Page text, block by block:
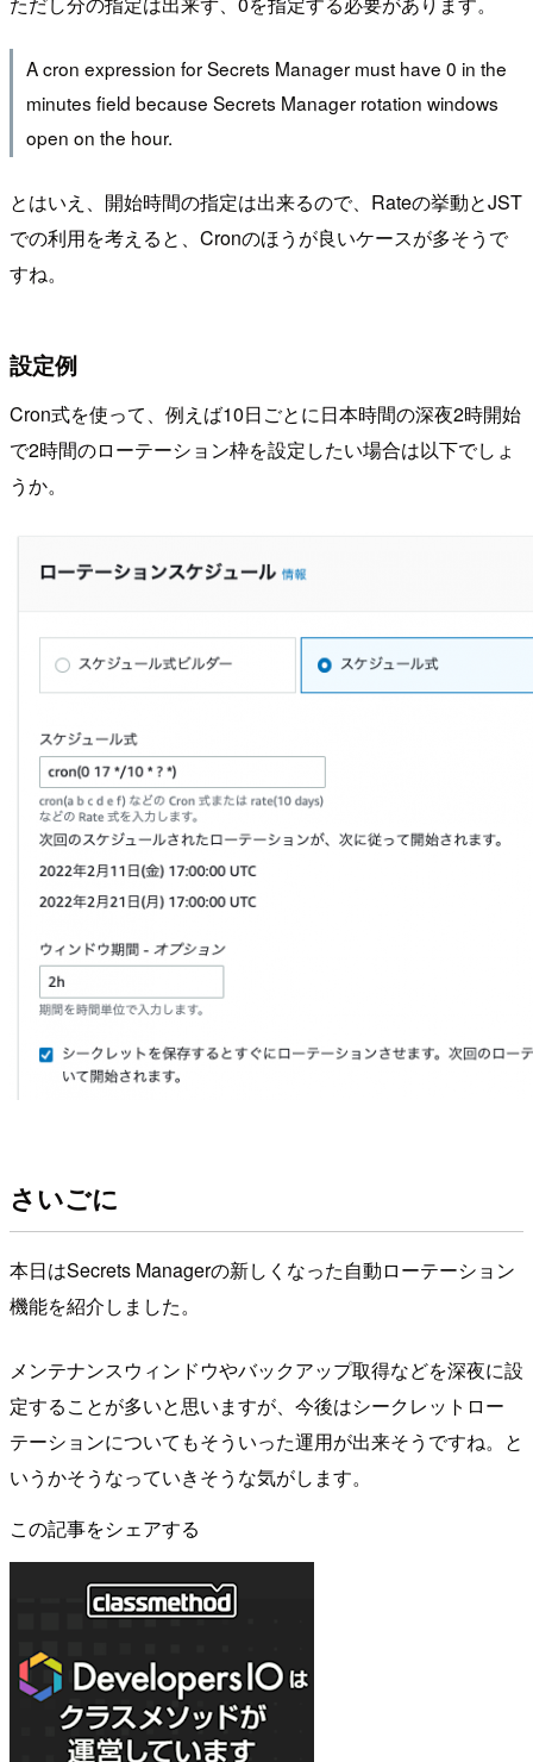
A cron expression for Secrets Manager must have 0 in the
minutes field because Secrets Manager rotation windows
open on the hour.
とはいえ、開始時間の指定は出来るので、Rateの挙動とJST
での利用を考えると、Cronのほうが良いケースが多そうで
すね。
設定例
Cron式を使って、例えば10日ごとに日本時間の深夜2時開始
で2時間のローテーション枠を設定したい場合は以下でしょ
うか。
さいごに
本日はSecrets Managerの新しくなった自動ローテーション
機能を紹介しました。
メンテナンスウィンドウやバックアップ取得などを深夜に設
定することが多いと思いますが、今後はシークレットロー
テーションについてもそういった運用が出来そうですね。と
いうかそうなっていきそうな気がします。
この記事をシェアする